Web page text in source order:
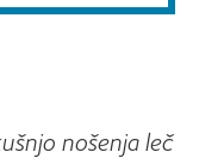
nošenja leč